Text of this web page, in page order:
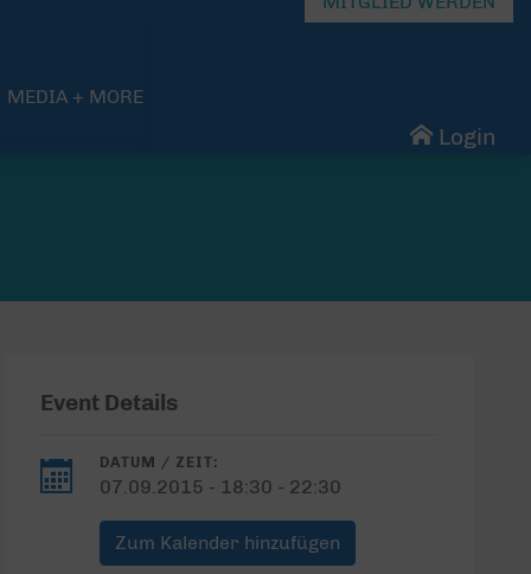
MEDIA + MORE
Login
Event Details
DATUM / ZEIT:
07.09.2015 - 18:30 - 22:30
Zum Kalender hinzufügen